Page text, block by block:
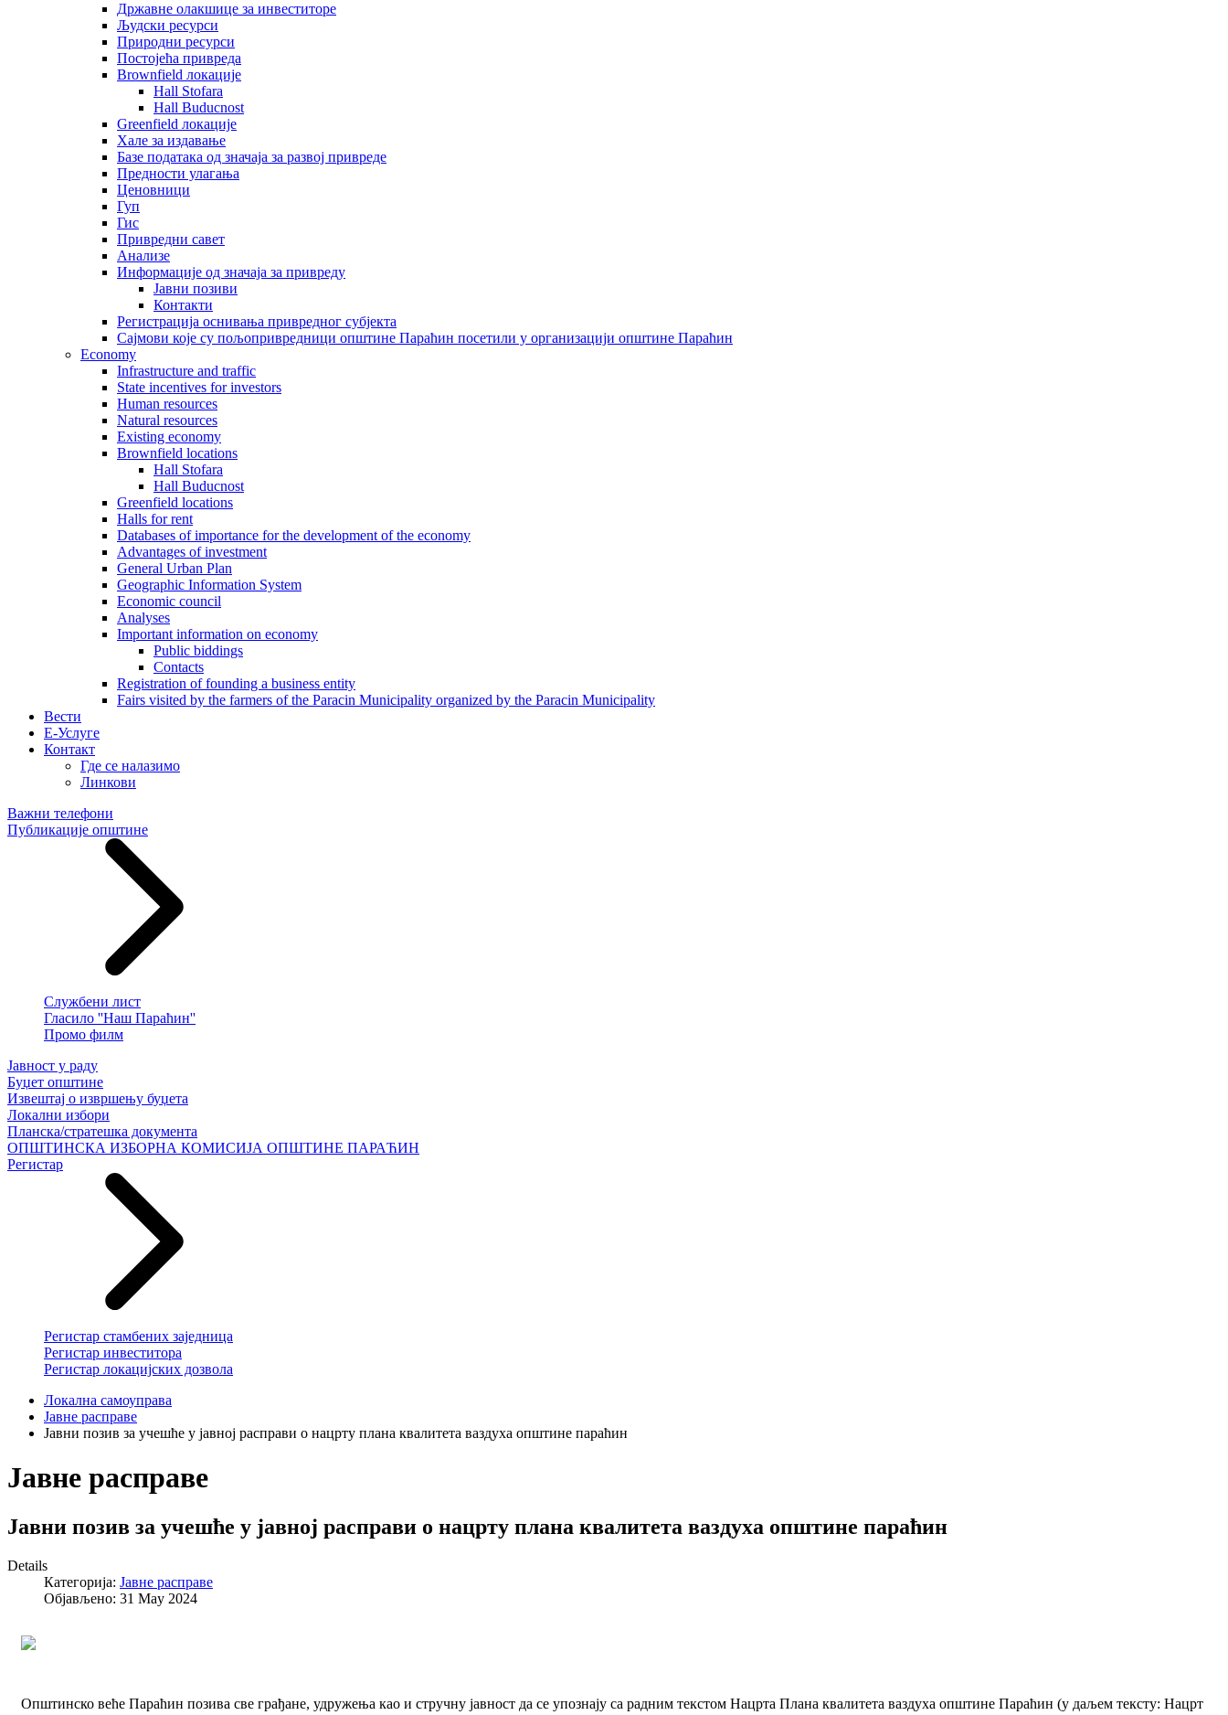
Државне олакшице за инвеститоре
Људски ресурси
Природни ресурси
Постојећа привреда
Brownfield локације
Hall Stofara
Hall Buducnost
Greenfield локације
Хале за издавање
Базе података од значаја за развој привреде
Предности улагања
Ценовници
Гуп
Гис
Привредни савет
Aнализе
Информације од значаја за привреду
Јавни позиви
Контакти
Регистрација оснивања привредног субјекта
Сајмови које су пољопривредници општине Параћин посетили у организацији општине Параћин
Economy
Infrastructure and traffic
State incentives for investors
Human resources
Natural resources
Existing economy
Brownfield locations
Hall Stofara
Hall Buducnost
Greenfield locations
Halls for rent
Databases of importance for the development of the economy
Advantages of investment
General Urban Plan
Geographic Information System
Еconomic council
Analyses
Important information on economy
Public biddings
Contacts
Registration of founding a business entity
Fairs visited by the farmers of the Paracin Municipality organized by the Paracin Municipality
Вести
E-Услуге
Контакт
Где се налазимо
Линкови
Важни телефони
Публикације општине
Службени лист
Гласило ''Наш Параћин''
Промо филм
Јавност у раду
Буџет општине
Извештај о извршењу буџета
Локални избори
Планска/стратешка документа
ОПШТИНСКА ИЗБОРНА КОМИСИЈА ОПШТИНЕ ПАРАЋИН
Регистар
Регистар стамбених заједница
Регистар инвеститора
Регистар локацијских дозвола
Локална самоуправа
Јавне расправе
Јавни позив за учешће у јавној расправи о нацрту плана квалитета ваздуха општине параћин
Јавне расправе
Јавни позив за учешће у јавној расправи о нацрту плана квалитета ваздуха општине параћин
Details
Категорија: Јавне расправе
Објављено: 31 May 2024
Општинско веће Параћин позива све грађане, удружења као и стручну јавност да се упознају са радним текстом Нацрта Плана квалитета ваздуха општине Параћин (у даљем тексту: Нацрт